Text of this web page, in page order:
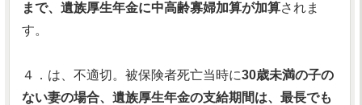
まで、遺族厚生年金に中高齢寡婦加算が加算されま
す。
４．は、不適切。被保険者死亡当時に30歳未満の子の
ない妻の場合、遺族厚生年金の支給期間は、最長でも